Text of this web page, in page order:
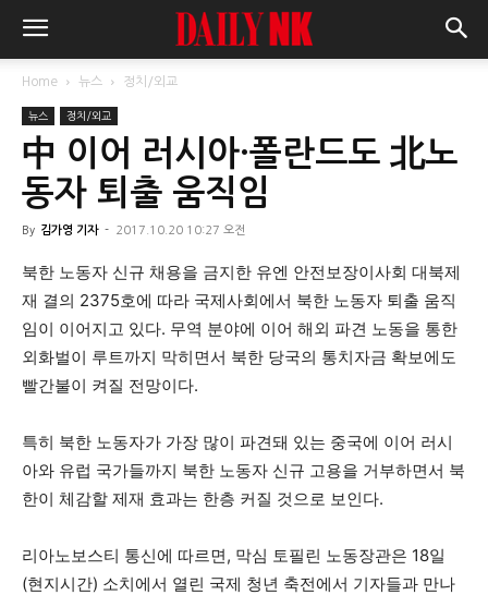
Home 뉴스 정치/외교
뉴스 정치/외교
中 이어 러시아·폴란드도 北노
동자 퇴출 움직임
By 김가영 기자 - 2017.10.20 10:27 오전
북한 노동자 신규 채용을 금지한 유엔 안전보장이사회 대북제
재 결의 2375호에 따라 국제사회에서 북한 노동자 퇴출 움직
임이 이어지고 있다. 무역 분야에 이어 해외 파견 노동을 통한
외화벌이 루트까지 막히면서 북한 당국의 통치자금 확보에도
빨간불이 켜질 전망이다.
특히 북한 노동자가 가장 많이 파견돼 있는 중국에 이어 러시
아와 유럽 국가들까지 북한 노동자 신규 고용을 거부하면서 북
한이 체감할 제재 효과는 한층 커질 것으로 보인다.
리아노보스티 통신에 따르면, 막심 토필린 노동장관은 18일
(현지시간) 소치에서 열린 국제 청년 축전에서 기자들과 만나